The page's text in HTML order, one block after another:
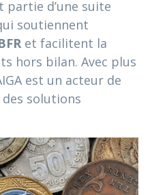
partie d’une suite
soutiennent
et facilitent la
hors bilan. Avec plus
est un acteur de
des solutions